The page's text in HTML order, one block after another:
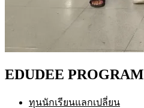
EDUDEE PROGRAM
ทุนนักเรียนแลกเปลี่ยน